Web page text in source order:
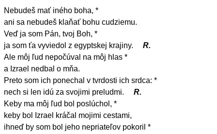
Nebudeš mať iného boha, *
ani sa nebudeš klaňať bohu cudziemu.
Veď ja som Pán, tvoj Boh, *
ja som ťa vyviedol z egyptskej krajiny.
R.
Ale môj ľud nepočúval na môj hlas *
a Izrael nedbal o mňa.
Preto som ich ponechal v tvrdosti ich srdca: *
nech si len idú za svojimi preludmi.
R.
Keby ma môj ľud bol poslúchol, *
keby bol Izrael kráčal mojimi cestami,
ihneď by som bol jeho nepriateľov pokoril *